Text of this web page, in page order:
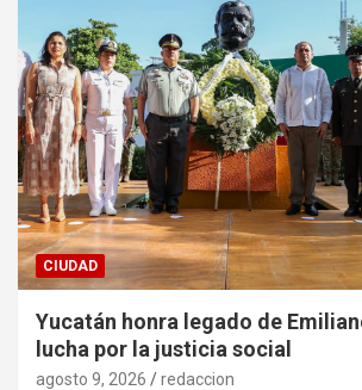
CIUDAD
Yucatán honra legado de
lucha por la justicia social
agosto 9, 2026 redaccion